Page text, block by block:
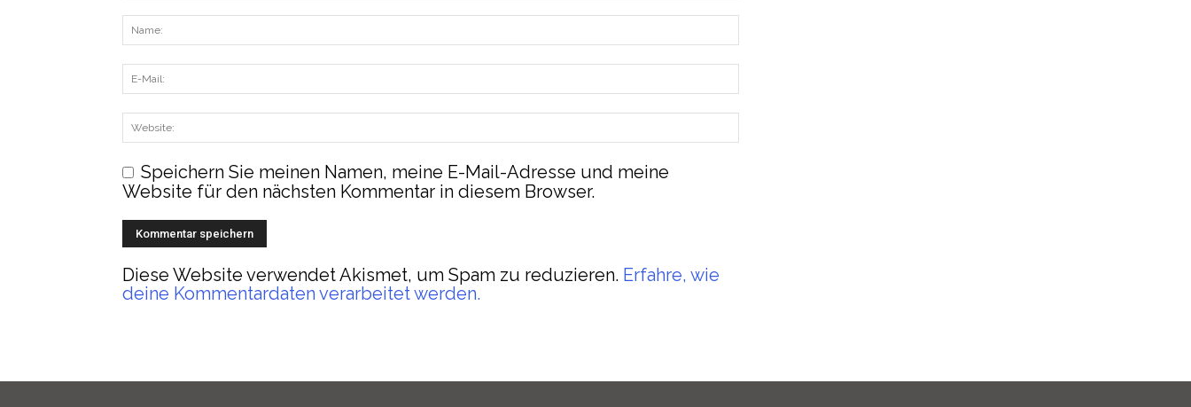
Speichern Sie meinen Namen, meine E-Mail-Adresse und meine
Website für den nächsten Kommentar in diesem Browser.
Diese Website verwendet Akismet, um Spam zu reduzieren. Erfahre, wie
deine Kommentardaten verarbeitet werden.